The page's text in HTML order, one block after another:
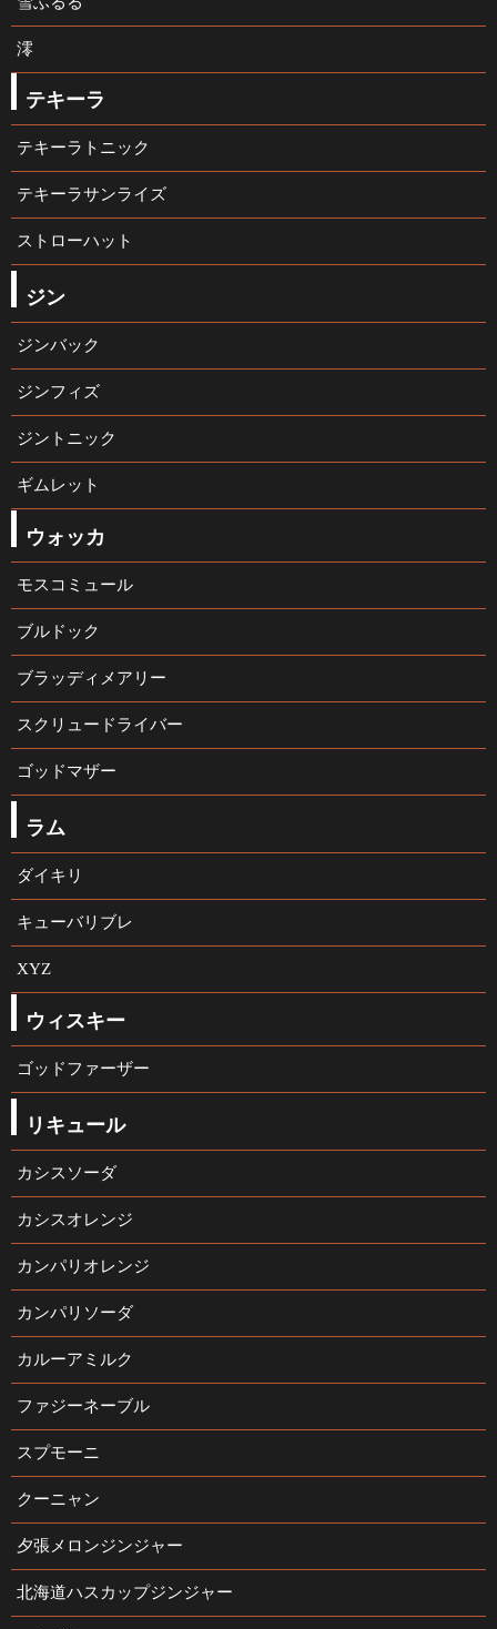
澪
テキーラ
テキーラトニック
テキーラサンライズ
ストローハット
ジン
ジンバック
ジンフィズ
ジントニック
ギムレット
ウォッカ
モスコミュール
ブルドック
ブラッディメアリー
スクリュードライバー
ゴッドマザー
ラム
ダイキリ
キューバリブレ
XYZ
ウィスキー
ゴッドファーザー
リキュール
カシスソーダ
カシスオレンジ
カンパリオレンジ
カンパリソーダ
カルーアミルク
ファジーネーブル
スプモーニ
クーニャン
夕張メロンジンジャー
北海道ハスカップジンジャー